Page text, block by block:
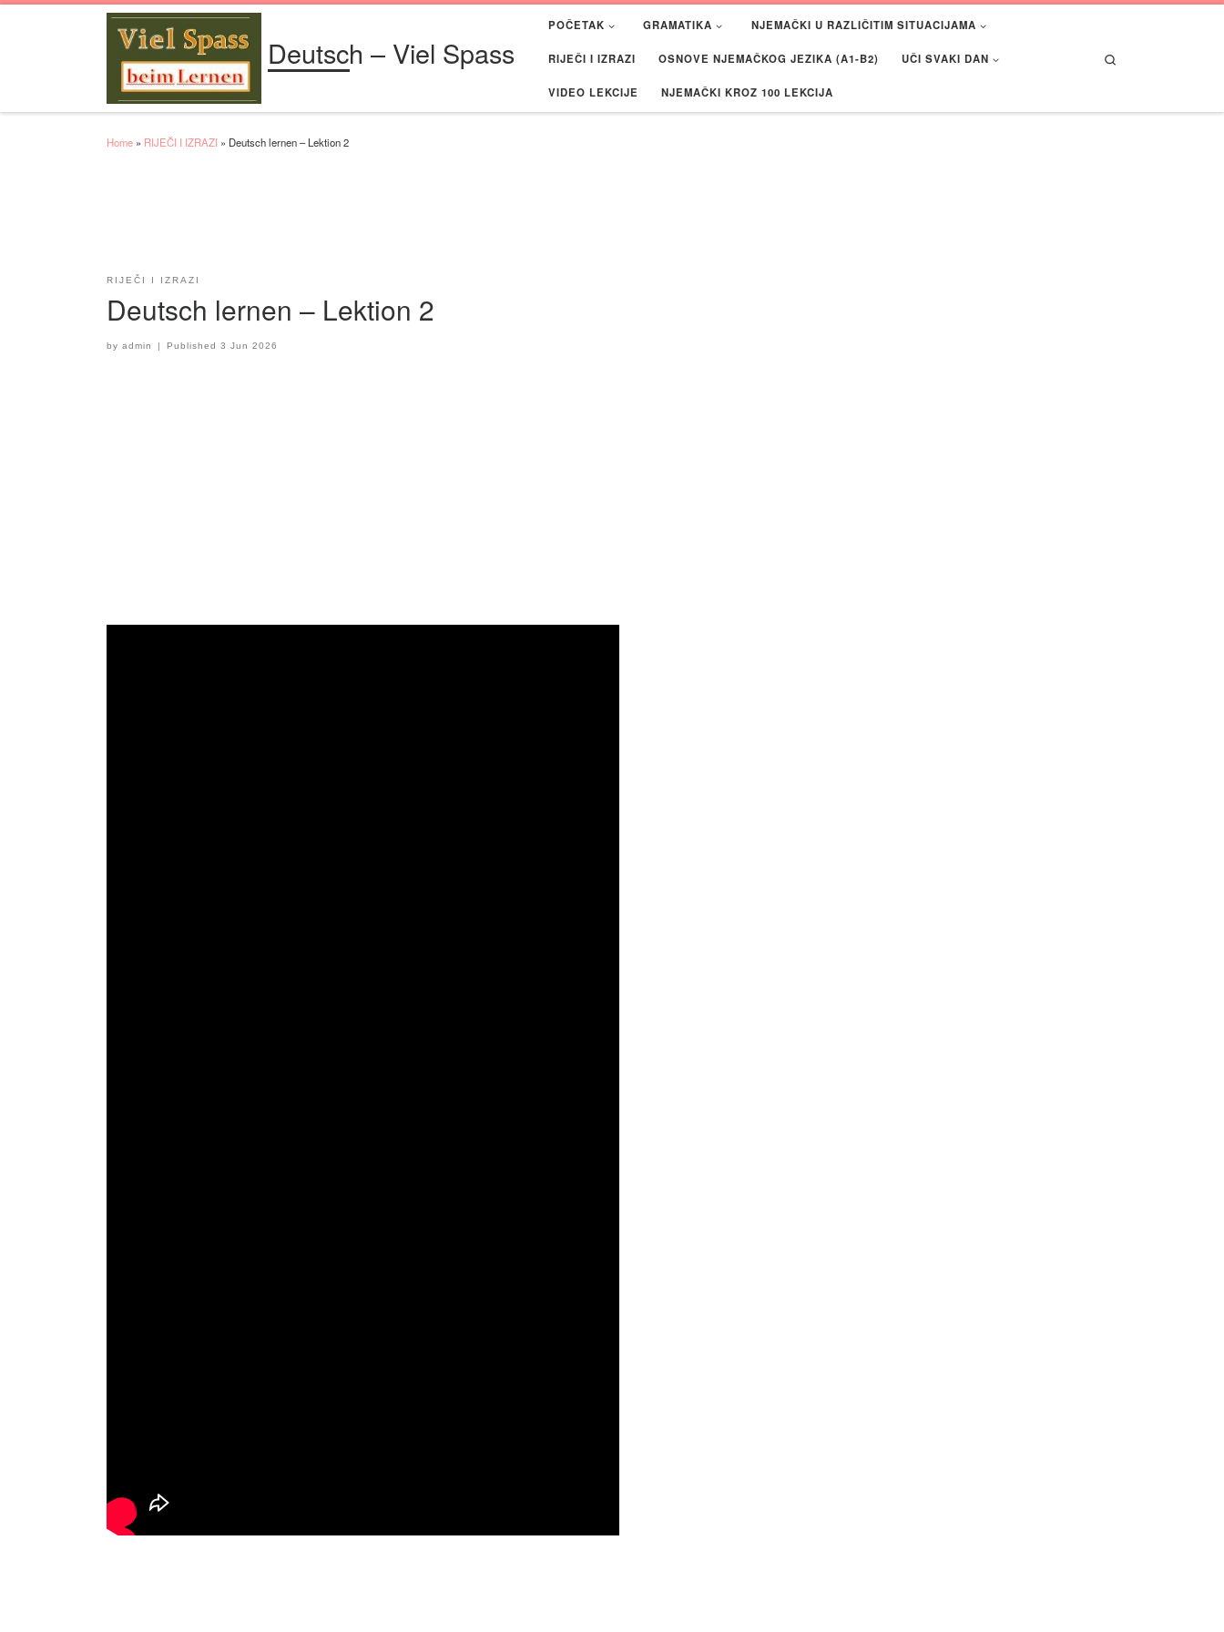
Deutsch – Viel Spass
POČETAK GRAMATIKA NJEMAČKI U RAZLIČITIM SITUACIJAMA
RIJEČI I IZRAZI OSNOVE NJEMAČKOG JEZIKA (A1-B2) UČI SVAKI DAN
VIDEO LEKCIJE NJEMAČKI KROZ 100 LEKCIJA
Home » RIJEČI I IZRAZI » Deutsch lernen – Lektion 2
RIJEČI I IZRAZI
Deutsch lernen – Lektion 2
by admin | Published3 Jun 2026